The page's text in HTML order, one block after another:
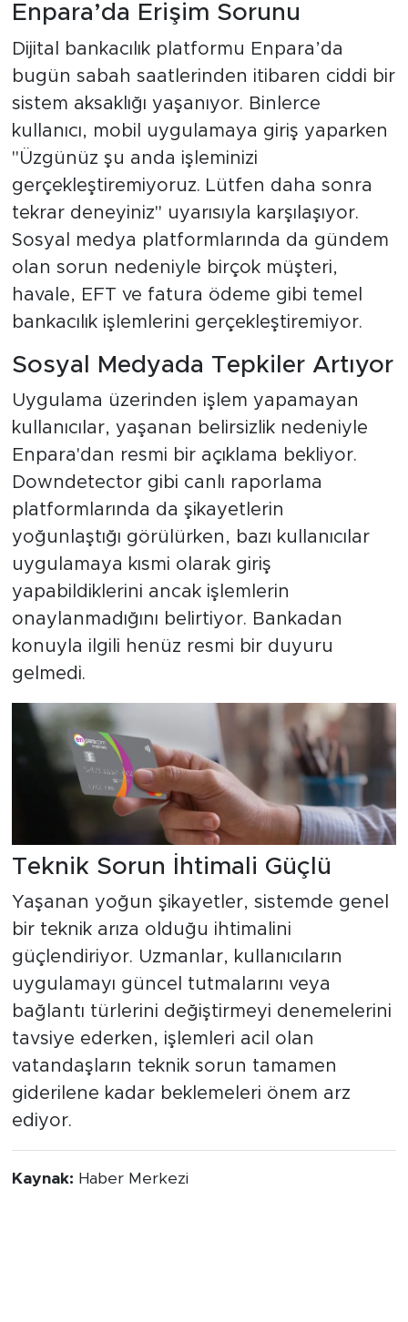
Enpara’da Erişim Sorunu
Dijital bankacılık platformu Enpara’da
bugün sabah saatlerinden itibaren ciddi bir
sistem aksaklığı yaşanıyor. Binlerce
kullanıcı, mobil uygulamaya giriş yaparken
"Üzgünüz şu anda işleminizi
gerçekleştiremiyoruz. Lütfen daha sonra
tekrar deneyiniz" uyarısıyla karşılaşıyor.
Sosyal medya platformlarında da gündem
olan sorun nedeniyle birçok müşteri,
havale, EFT ve fatura ödeme gibi temel
bankacılık işlemlerini gerçekleştiremiyor.
Sosyal Medyada Tepkiler Artıyor
Uygulama üzerinden işlem yapamayan
kullanıcılar, yaşanan belirsizlik nedeniyle
Enpara'dan resmi bir açıklama bekliyor.
Downdetector gibi canlı raporlama
platformlarında da şikayetlerin
yoğunlaştığı görülürken, bazı kullanıcılar
uygulamaya kısmi olarak giriş
yapabildiklerini ancak işlemlerin
onaylanmadığını belirtiyor. Bankadan
konuyla ilgili henüz resmi bir duyuru
gelmedi.
Teknik Sorun İhtimali Güçlü
Yaşanan yoğun şikayetler, sistemde genel
bir teknik arıza olduğu ihtimalini
güçlendiriyor. Uzmanlar, kullanıcıların
uygulamayı güncel tutmalarını veya
bağlantı türlerini değiştirmeyi denemelerini
tavsiye ederken, işlemleri acil olan
vatandaşların teknik sorun tamamen
giderilene kadar beklemeleri önem arz
ediyor.
Kaynak: Haber Merkezi